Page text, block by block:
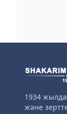
1934
және